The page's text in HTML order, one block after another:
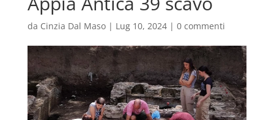
da Cinzia Dal Maso| Lug 10, 2024| 0 commenti